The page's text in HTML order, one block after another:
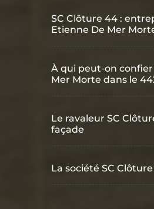
SC Clôture 44 :
Etienne De Mer
À qui peut-on
Mer Morte dans le
Le ravaleur SC
façade
La société SC